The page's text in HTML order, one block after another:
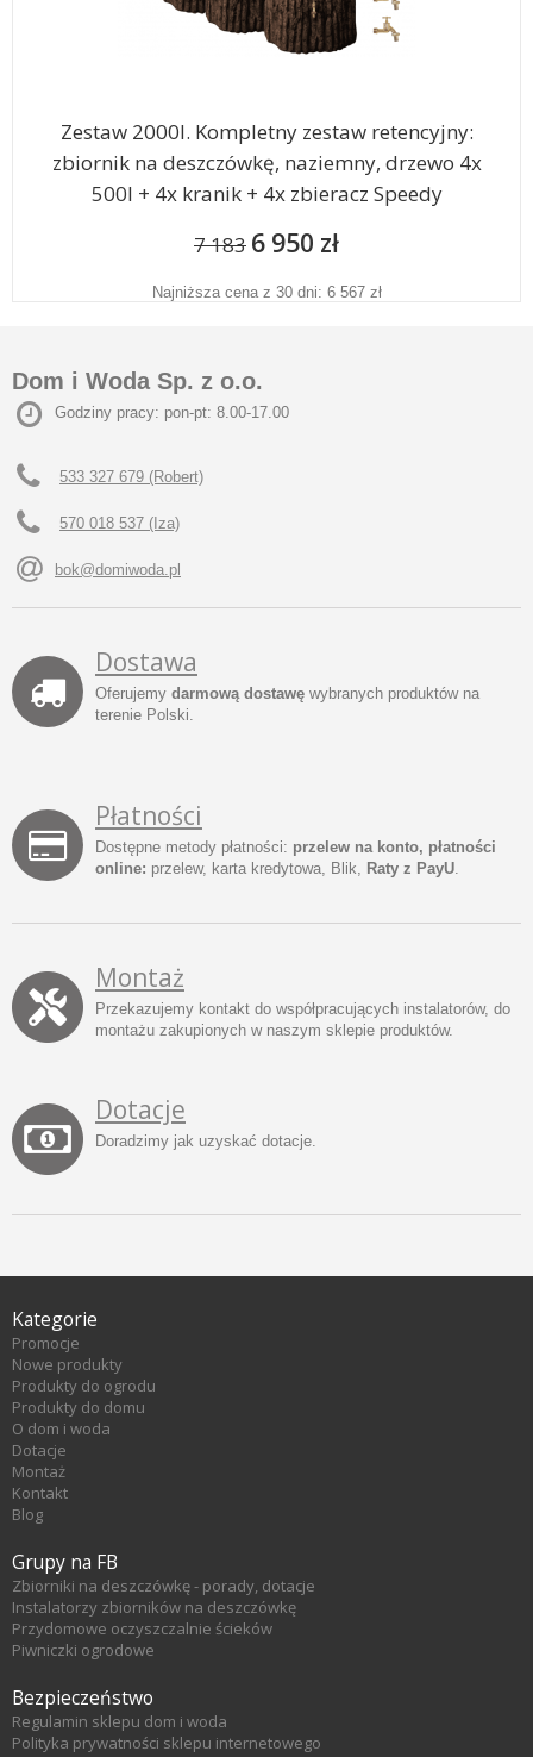
Zestaw 2000l. Kompletny zestaw retencyjny:
zbiornik na deszczówkę, naziemny, drzewo 4x
500l + 4x kranik + 4x zbieracz Speedy
7 183 6 950 zł
Najniższa cena z 30 dni: 6 567 zł
Dom i Woda Sp. z o.o.
Godziny pracy: pon-pt: 8.00-17.00
533 327 679 (Robert)
570 018 537 (Iza)
bok@domiwoda.pl
Dostawa
Oferujemy darmową dostawę wybranych produktów na
terenie Polski.
Płatności
Dostępne metody płatności: przelew na konto, płatności
online: przelew, karta kredytowa, Blik, Raty z PayU.
Montaż
Przekazujemy kontakt do współpracujących instalatorów, do
montażu zakupionych w naszym sklepie produktów.
Dotacje
Doradzimy jak uzyskać dotacje.
Kategorie
Promocje
Nowe produkty
Produkty do ogrodu
Produkty do domu
O dom i woda
Dotacje
Montaż
Kontakt
Blog
Grupy na FB
Zbiorniki na deszczówkę - porady, dotacje
Instalatorzy zbiorników na deszczówkę
Przydomowe oczyszczalnie ścieków
Piwniczki ogrodowe
Bezpieczeństwo
Regulamin sklepu dom i woda
Polityka prywatności sklepu internetowego